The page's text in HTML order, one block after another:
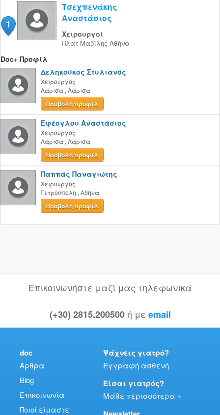
1
Τσεχπενάκης
Αναστάσιος
Χειρουργοί
Πλατ Μαβίλης Αθήνα
Doc+ Προφίλ
Δεληκούκος Στυλιανός
Χειρουργός
Λάρισα , Λάρισα
Προβολή προφίλ
Εφέογλου Αναστάσιος
Χειρουργός
Λάρισα , Λάρισα
Προβολή προφίλ
Παππάς Παναγιώτης
Χειρουργός
Πετρούπολη , Αθήνα
Προβολή προφίλ
Επικοινωνήστε μαζί μας τηλεφωνικά
(+30) 2815.200500 ή με email
doc
Άρθρα
Blog
Επικοινωνία
Ποιοί είμαστε
Ψάχνεις γιατρό?
Εγγραφή ασθενή
Είσαι γιατρός?
Μάθε περισσότερα »